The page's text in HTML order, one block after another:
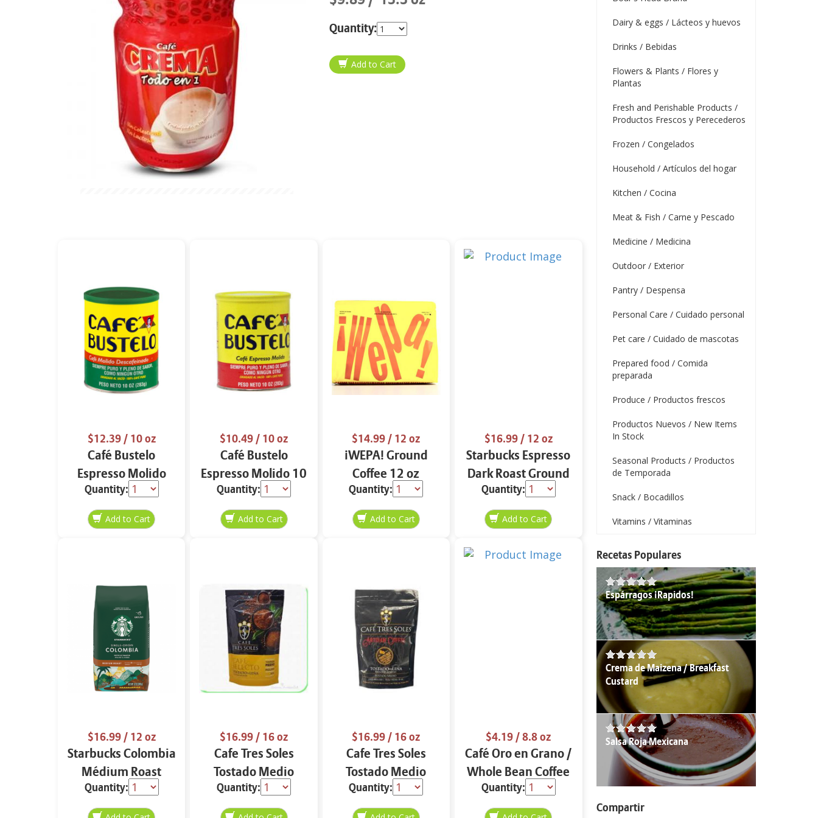
Quantity:
$12.39/ 10 oz
Café Bustelo
Espresso Molido
Decafeinado 10 oz
Quantity:
$10.49/ 10 oz
Café Bustelo
Espresso Molido 10
oz
Quantity:
$14.99/ 12 oz
¡WEPA! Ground
Coffee 12 oz
Quantity:
$16.99/ 12 oz
Starbucks Espresso
Dark Roast Ground
Coffee 12 oz
Quantity:
$16.99/ 12 oz
Starbucks Colombia
Médium Roast
Ground Coffee 12
oz
Quantity:
$16.99/ 16 oz
Cafe Tres Soles
Tostado Medio
Grano 16 oz
Quantity:
$16.99/ 16 oz
Cafe Tres Soles
Tostado Medio
Molido 16 oz
Quantity:
$4.19/ 8.8 oz
Café Oro en Grano /
Whole Bean Coffee
8.8 oz
Quantity:
Dairy & eggs / Lácteos y huevos
Drinks / Bebidas
Flowers & Plants / Flores y
Plantas
Fresh and Perishable Products /
Productos Frescos y Perecederos
Frozen / Congelados
Household / Artículos del hogar
Kitchen / Cocina
Meat & Fish / Carne y Pescado
Medicine / Medicina
Outdoor / Exterior
Pantry / Despensa
Personal Care / Cuidado personal
Pet care / Cuidado de mascotas
Prepared food / Comida
preparada
Produce / Productos frescos
Productos Nuevos / New Items
In Stock
Seasonal Products / Productos
de Temporada
Snack / Bocadillos
Vitamins / Vitaminas
Recetas Populares
Espárragos ¡Rapidos!
Crema de Maizena / Breakfast
Custard
Salsa Roja Mexicana
Compartir